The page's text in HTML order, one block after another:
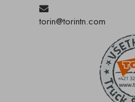
torin@torintn.com